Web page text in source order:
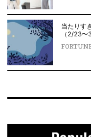
当たりす
（2/23